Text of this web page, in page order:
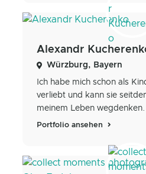
Alexandr
Würzburg, Bayern
Ich habe mich schon als
verliebt und kann sie
meinem Leben
Portfolio ansehen